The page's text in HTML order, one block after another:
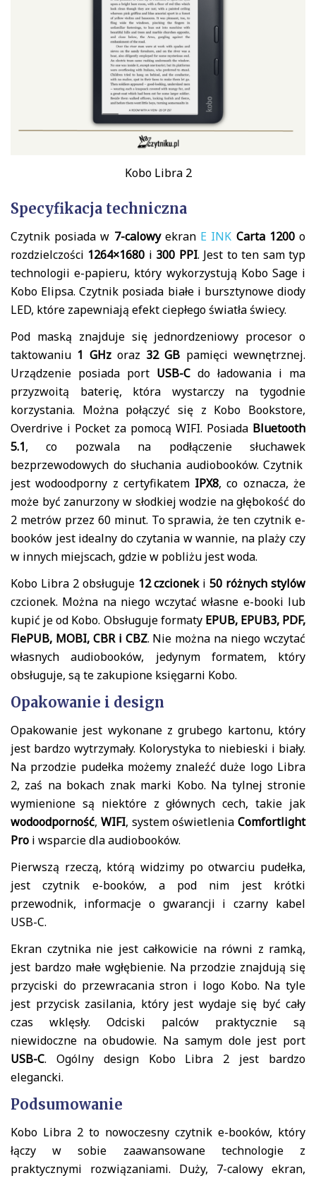
Kobo Libra 2
Specyfikacja techniczna
Czytnik posiada w 7-calowyekran E INK Carta 1200o
rozdzielczości 1264×1680 i 300 PPI. Jest to ten sam typ
technologii e-papieru, który wykorzystują Kobo Sage i
Kobo Elipsa. Czytnik posiada białe i bursztynowe diody
LED, które zapewniają efekt ciepłego światła świecy.
Pod maską znajduje się jednordzeniowy procesor o
taktowaniu 1 GHzoraz 32 GB pamięci wewnętrznej.
Urządzenie posiada port USB-C do ładowania i ma
przyzwoitą baterię, która wystarczy na tygodnie
korzystania. Można połączyć się z Kobo Bookstore,
Overdrive i Pocket za pomocą WIFI. Posiada Bluetooth
5.1, co pozwala na podłączenie słuchawek
bezprzewodowych do słuchania audiobooków. Czytnik
jest wodoodporny z certyfikatem IPX8, co oznacza, że
może być zanurzony w słodkiej wodzie na głębokość do
2 metrów przez 60 minut. To sprawia, że ten czytnik e-
booków jest idealny do czytania w wannie, na plaży czy
w innych miejscach, gdzie w pobliżu jest woda.
Kobo Libra 2 obsługuje 12 czcioneki50 różnych stylów
czcionek. Można na niego wczytać własne e-booki lub
kupić je od Kobo. Obsługuje formaty EPUB, EPUB3, PDF,
FlePUB, MOBI, CBR i CBZ. Nie można na niego wczytać
własnych audiobooków, jedynym formatem, który
obsługuje, są te zakupione księgarni Kobo.
Opakowanie i design
Opakowanie jest wykonane z grubego kartonu, który
jest bardzo wytrzymały. Kolorystyka to niebieski i biały.
Na przodzie pudełka możemy znaleźć duże logo Libra
2, zaś na bokach znak marki Kobo. Na tylnej stronie
wymienione są niektóre z głównych cech, takie jak
wodoodporność, WIFI, system oświetlenia Comfortlight
Pro i wsparcie dla audiobooków.
Pierwszą rzeczą, którą widzimy po otwarciu pudełka,
jest czytnik e-booków, a pod nim jest krótki
przewodnik, informacje o gwarancji i czarny kabel
USB-C.
Ekran czytnika nie jest całkowicie na równi z ramką,
jest bardzo małe wgłębienie. Na przodzie znajdują się
przyciski do przewracania stron i logo Kobo. Na tyle
jest przycisk zasilania, który jest wydaje się być cały
czas wklęsły. Odciski palców praktycznie są
niewidoczne na obudowie. Na samym dole jest port
USB-C. Ogólny design Kobo Libra 2 jest bardzo
elegancki.
Podsumowanie
Kobo Libra 2 to nowoczesny czytnik e-booków, który
łączy w sobie zaawansowane technologie z
praktycznymi rozwiązaniami. Duży, 7-calowy ekran,